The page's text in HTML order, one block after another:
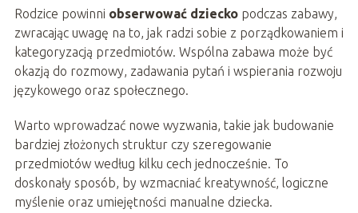
Rodzice powinni obserwować dzieckopodczas zabawy,
zwracając uwagę na to, jak radzi sobie z porządkowaniem i
kategoryzacją przedmiotów. Wspólna zabawa może być
okazją do rozmowy, zadawania pytań i wspierania rozwoju
językowego oraz społecznego.
Warto wprowadzać nowe wyzwania, takie jak budowanie
bardziej złożonych struktur czy szeregowanie
przedmiotów według kilku cech jednocześnie. To
doskonały sposób, by wzmacniać kreatywność, logiczne
myślenie oraz umiejętności manualne dziecka.